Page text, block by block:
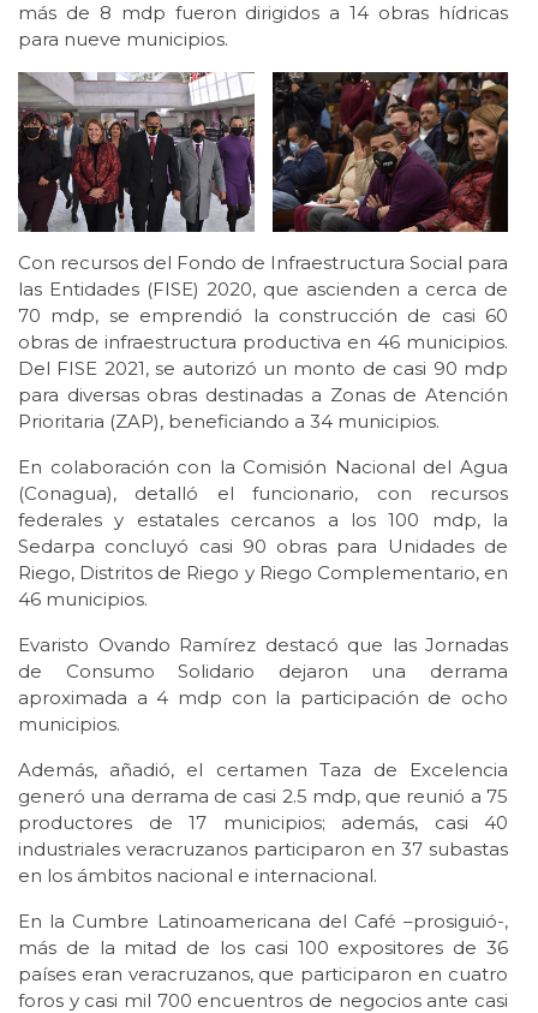
más de 8 mdp fueron dirigidos a 14 obras hídricas
para nueve municipios.
Con recursos del Fondo de Infraestructura Social para
las Entidades (FISE) 2020, que ascienden a cerca de
70 mdp, se emprendió la construcción de casi 60
obras de infraestructura productiva en 46 municipios.
Del FISE 2021, se autorizó un monto de casi 90 mdp
para diversas obras destinadas a Zonas de Atención
Prioritaria (ZAP), beneficiando a 34 municipios.
En colaboración con la Comisión Nacional del Agua
(Conagua), detalló el funcionario, con recursos
federales y estatales cercanos a los 100 mdp, la
Sedarpa concluyó casi 90 obras para Unidades de
Riego, Distritos de Riego y Riego Complementario, en
46 municipios.
Evaristo Ovando Ramírez destacó que las Jornadas
de Consumo Solidario dejaron una derrama
aproximada a 4 mdp con la participación de ocho
municipios.
Además, añadió, el certamen Taza de Excelencia
generó una derrama de casi 2.5 mdp, que reunió a 75
productores de 17 municipios; además, casi 40
industriales veracruzanos participaron en 37 subastas
en los ámbitos nacional e internacional.
En la Cumbre Latinoamericana del Café –prosiguió-,
más de la mitad de los casi 100 expositores de 36
países eran veracruzanos, que participaron en cuatro
foros y casi mil 700 encuentros de negocios ante casi